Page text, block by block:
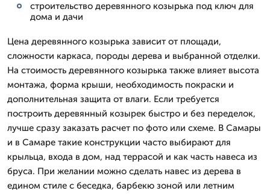
строительство деревянного козырька под ключ для
дома и дачи
Цена деревянного козырька зависит от площади,
сложности каркаса, породы дерева и выбранной отделки.
На стоимость деревянного козырька также влияет высота
монтажа, форма крыши, необходимость покраски и
дополнительная защита от влаги. Если требуется
построить деревянный козырек быстро и без переделок,
лучше сразу заказать расчет по фото или схеме. В Самары
и в Самаре такие конструкции часто выбирают для
крыльца, входа в дом, над террасой и как часть навеса из
бруса. При желании можно сделать навес из дерева в
едином стиле с беседка, барбекю зоной или летним